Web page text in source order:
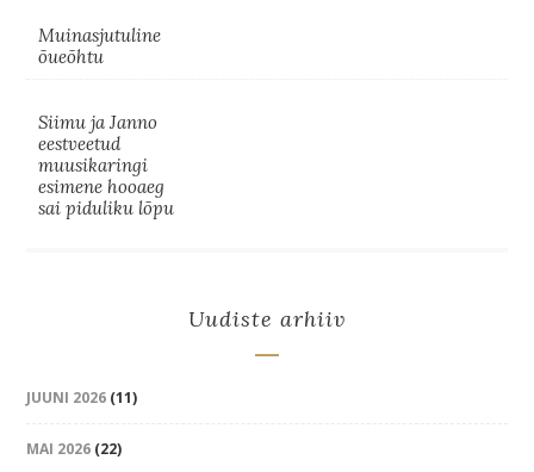
Muinasjutuline
õueõhtu
Siimu ja Janno
eestveetud
muusikaringi
esimene hooaeg
sai piduliku lõpu
Uudiste arhiiv
JUUNI 2026 (11)
MAI 2026 (22)